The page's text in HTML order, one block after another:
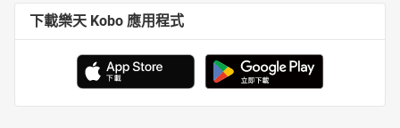
下載樂天 Kobo 應用程式